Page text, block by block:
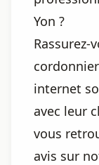
Yon ?
Rassurez-
internet
avec leur
vous
avis sur